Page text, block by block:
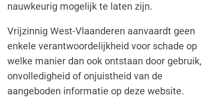
nauwkeurig mogelijk te laten zijn.
Vrijzinnig West-Vlaanderen aanvaardt geen
enkele verantwoordelijkheid voor schade op
welke manier dan ook ontstaan door gebruik,
onvolledigheid of onjuistheid van de
aangeboden informatie op deze website.